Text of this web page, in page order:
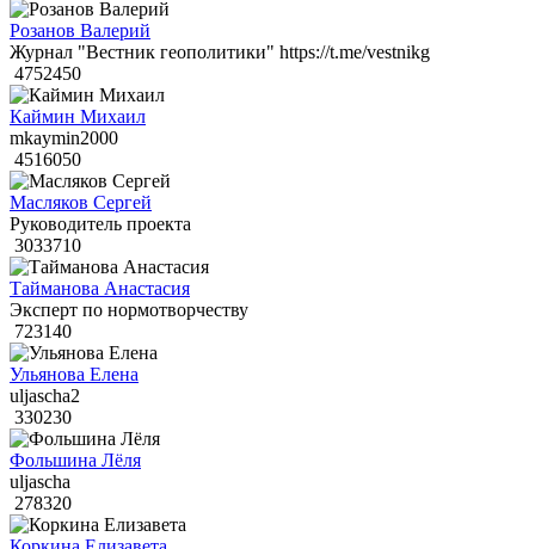
Розанов Валерий
Журнал "Вестник геополитики" https://t.me/vestnikg
4752450
Каймин Михаил
mkaymin2000
4516050
Масляков Сергей
Руководитель проекта
3033710
Тайманова Анастасия
Эксперт по нормотворчеству
723140
Ульянова Елена
uljascha2
330230
Фольшина Лёля
uljascha
278320